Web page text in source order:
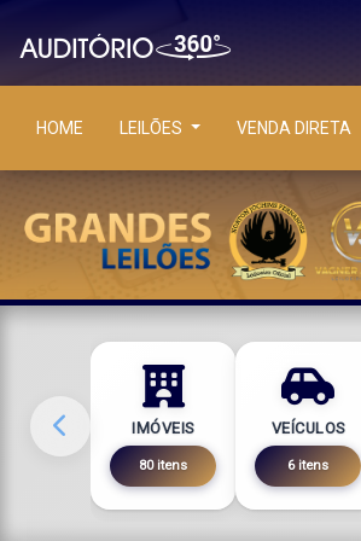
HOME LEILÕES VENDA DIRETA
IMÓVEIS
80 itens
VEÍCULOS
6 itens